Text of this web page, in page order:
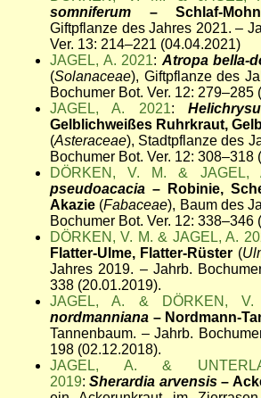
somniferum – Schlaf-
Giftpflanze des Jahres 2021. –
Ver. 13: 214–221 (04.04.2021)
JAGEL, A. 2021: Atropa bella-
(Solanaceae), Giftpflanze des
Bochumer Bot. Ver. 12: 279–285
JAGEL, A. 2021:
Gelblichweißes Ruhrkraut,
(Asteraceae), Stadtpflanze des
Bochumer Bot. Ver. 12: 308–318
DÖRKEN, V. M. & JAGEL,
pseudoacacia – Robinie,
Akazie (Fabaceae), Baum des
Bochumer Bot. Ver. 12: 338–346
DÖRKEN, V. M. & JAGEL, A.
Flatter-Ulme, Flatter-Rüster (
Jahres 2019. – Jahrb.
338 (20.01.2019).
JAGEL, A. & DÖRKEN,
nordmanniana – Nordmann-
Tannenbaum. – Jahrb.
198 (02.12.2018).
JAGEL, A. &
2019:Sherardia arvensis–